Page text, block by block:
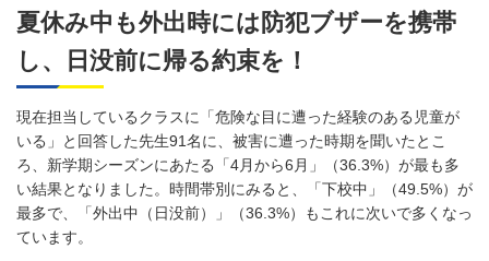
夏休み中も外出時には防犯ブザーを携帯
し、日没前に帰る約束を！
現在担当しているクラスに「危険な目に遭った経験のある児童が
いる」と回答した先生91名に、被害に遭った時期を聞いたとこ
ろ、新学期シーズンにあたる「4月から6月」（36.3%）が最も多
い結果となりました。時間帯別にみると、「下校中」（49.5%）が
最多で、「外出中（日没前）」（36.3%）もこれに次いで多くなっ
ています。